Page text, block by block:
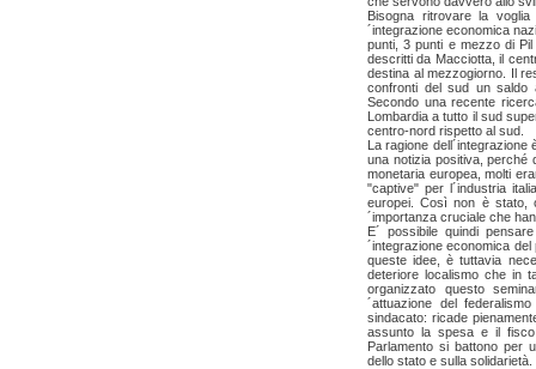
Bisogna ritrovare la
´integrazione economica
punti, 3 punti e mezzo di
descritti da Macciotta, il
destina al mezzogiorno. Il
confronti del sud un saldo
Secondo una recente
Lombardia a tutto il sud
centro-nord rispetto al sud.
La ragione
una notizia positiva, perché
monetaria europea, molti
"captive" per l´industria
europei. Così non è stato,
´importanza cruciale che
E´ possibile quindi
´integrazione economica
queste idee, è tuttavia
deteriore localismo che in
organizzato questo
´attuazione del
sindacato: ricade
assunto la spesa e il
Parlamento si battono per
dello stato e sulla solidarietà.